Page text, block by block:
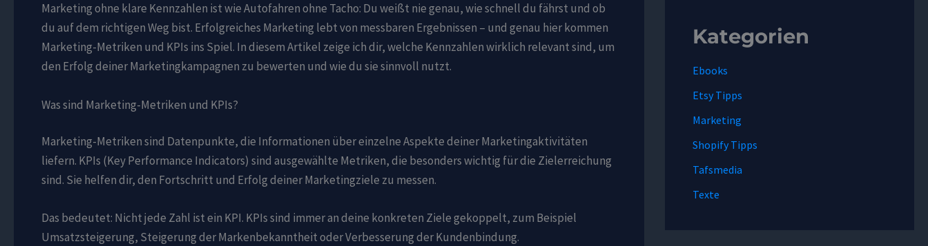
Marketing ohne klare Kennzahlen ist wie Autofahren ohne Tacho: Du weißt nie genau, wie schnell du fährst und ob
du auf dem richtigen Weg bist. Erfolgreiches Marketing lebt von messbaren Ergebnissen – und genau hier kommen
Marketing-Metriken und KPIs ins Spiel. In diesem Artikel zeige ich dir, welche Kennzahlen wirklich relevant sind, um
den Erfolg deiner Marketingkampagnen zu bewerten und wie du sie sinnvoll nutzt.
Was sind Marketing-Metriken und KPIs?
Marketing-Metriken sind Datenpunkte, die Informationen über einzelne Aspekte deiner Marketingaktivitäten
liefern. KPIs (Key Performance Indicators) sind ausgewählte Metriken, die besonders wichtig für die Zielerreichung
sind. Sie helfen dir, den Fortschritt und Erfolg deiner Marketingziele zu messen.
Das bedeutet: Nicht jede Zahl ist ein KPI. KPIs sind immer an deine konkreten Ziele gekoppelt, zum Beispiel
Umsatzsteigerung, Steigerung der Markenbekanntheit oder Verbesserung der Kundenbindung.
Kategorien
Ebooks
Etsy Tipps
Marketing
Shopify Tipps
Tafsmedia
Texte